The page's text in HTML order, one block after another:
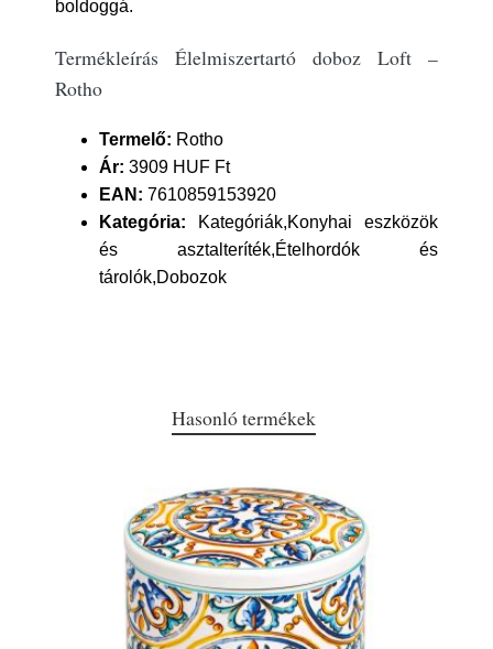
boldoggá.
Termékleírás Élelmiszertartó doboz Loft –
Rotho
Termelő: Rotho
Ár: 3909 HUF Ft
EAN: 7610859153920
Kategória: Kategóriák,Konyhai eszközök
és asztalteríték,Ételhordók és
tárolók,Dobozok
Hasonló termékek